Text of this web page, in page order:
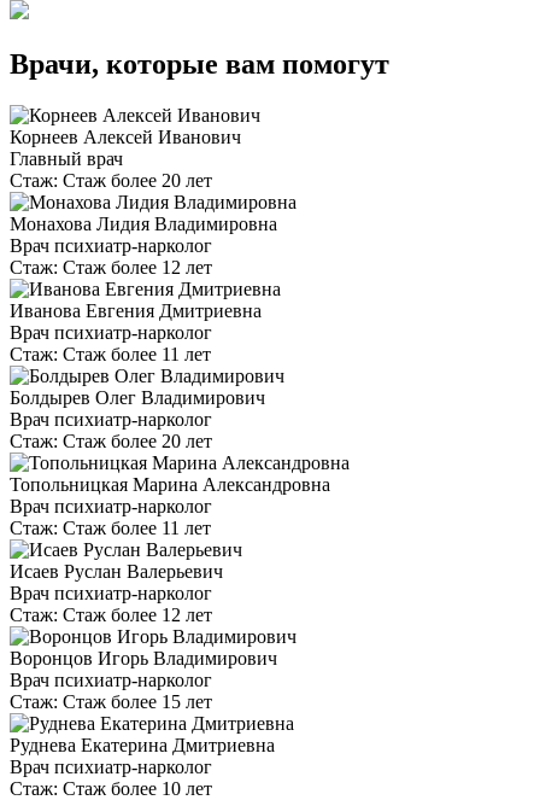
Врачи, которые вам помогут
Корнеев Алексей Иванович
Главный врач
Стаж: Стаж более 20 лет
Монахова Лидия Владимировна
Врач психиатр-нарколог
Стаж: Стаж более 12 лет
Иванова Евгения Дмитриевна
Врач психиатр-нарколог
Стаж: Стаж более 11 лет
Болдырев Олег Владимирович
Врач психиатр-нарколог
Стаж: Стаж более 20 лет
Топольницкая Марина Александровна
Врач психиатр-нарколог
Стаж: Стаж более 11 лет
Исаев Руслан Валерьевич
Врач психиатр-нарколог
Стаж: Стаж более 12 лет
Воронцов Игорь Владимирович
Врач психиатр-нарколог
Стаж: Стаж более 15 лет
Руднева Екатерина Дмитриевна
Врач психиатр-нарколог
Стаж: Стаж более 10 лет